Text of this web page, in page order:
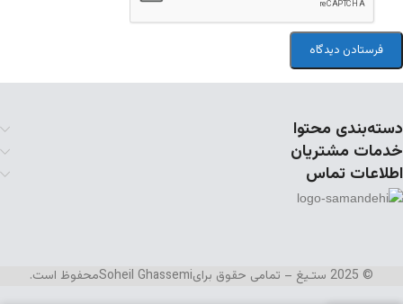
دسته‌بندی محتوا
خدمات مشتریان
اطلاعات تماس
© 2025 ستـیغ – تمامی حقوق برای Soheil Ghassemiمحفوظ است.